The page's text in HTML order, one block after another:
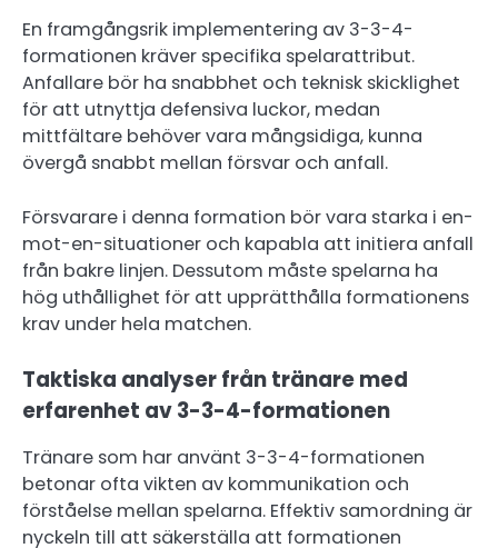
En framgångsrik implementering av 3-3-4-
formationen kräver specifika spelarattribut.
Anfallare bör ha snabbhet och teknisk skicklighet
för att utnyttja defensiva luckor, medan
mittfältare behöver vara mångsidiga, kunna
övergå snabbt mellan försvar och anfall.
Försvarare i denna formation bör vara starka i en-
mot-en-situationer och kapabla att initiera anfall
från bakre linjen. Dessutom måste spelarna ha
hög uthållighet för att upprätthålla formationens
krav under hela matchen.
Taktiska analyser från tränare med
erfarenhet av 3-3-4-formationen
Tränare som har använt 3-3-4-formationen
betonar ofta vikten av kommunikation och
förståelse mellan spelarna. Effektiv samordning är
nyckeln till att säkerställa att formationen